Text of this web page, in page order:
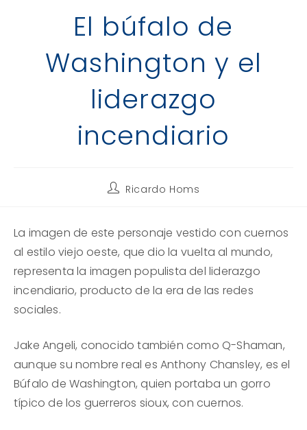
El búfalo de
Washington y el
liderazgo
incendiario
AutorRicardo Homs
La imagen de este personaje vestido con cuernos
al estilo viejo oeste, que dio la vuelta al mundo,
representa la imagen populista del liderazgo
incendiario, producto de la era de las redes
sociales.
Jake Angeli, conocido también como Q-Shaman,
aunque su nombre real es Anthony Chansley, es el
Búfalo de Washington, quien portaba un gorro
típico de los guerreros sioux, con cuernos.